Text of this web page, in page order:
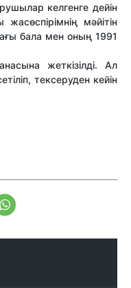
келгенге дейін
мәйітін
бала мен оның 1991
жеткізілді. Ал
тексеруден кейін